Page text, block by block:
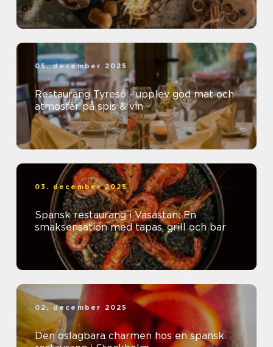
05. december 2025
Restaurang Tyresö - upplev god mat och
atmosfär på spis & vin
03. december 2025
Spansk restaurang i Vasastan: En
smaksensation med tapas, grill och bar
02. december 2025
Den oslagbara charmen hos en spansk